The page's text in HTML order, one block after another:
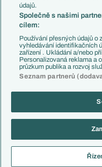
Chelsea FC
Manchester United
AC Milán
Juventus FC
Bayern Mnichov
FC Barcelona
Real Madrid
Copyright © 2001-2026
Informace o
údajů.
Společně s našimi
cílem:
Používání přesných údajů o
vyhledávání identifikačních
zařízení . Ukládání a/nebo
Personalizovaná reklama a
průzkum publika a rozvoj
Seznam partnerů